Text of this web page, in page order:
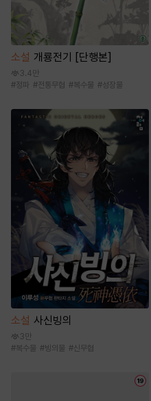
소설 개룡전기 [단행본]
3.4만
#정파 #전통무협 #복수물 #성장물
소설 사신빙의
3만
#복수물 #빙의물 #신무협